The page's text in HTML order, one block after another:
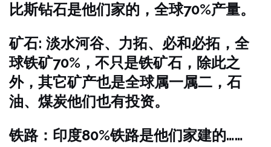
比斯钻石是他们家的，全球70%产量。
矿石: 淡水河谷、力拓、必和必拓，全
球铁矿70%，不只是铁矿石，除此之
外，其它矿产也是全球属一属二，石
油、煤炭他们也有投资。
铁路：印度80%铁路是他们家建的……